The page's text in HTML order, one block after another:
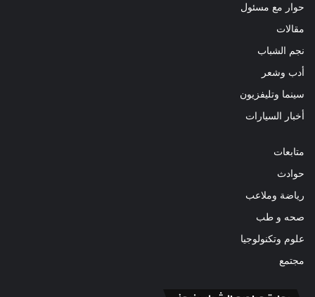
حوار مع مسئول
مقالات
نجم الشباب
أدب وشعر
سينما وتليفزيون
أخبار السيارات
متابعات
حوادث
رياضة وملاعب
صحه و طب
علوم وتكنولوجيا
مجتمع